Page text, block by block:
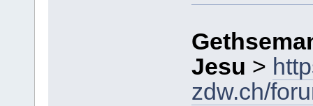
Jesu >
zdw.ch/